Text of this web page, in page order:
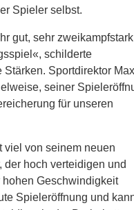
Spieler selbst.
gut, sehr zweikampfstark
schilderte
Sportdirektor Max
seiner
für unseren
viel von seinem neuen
hoch verteidigen und
Geschwindigkeit
Spieleröffnung und